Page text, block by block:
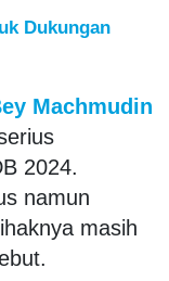
Dukungan
Machmudin
2024.
namun
masih